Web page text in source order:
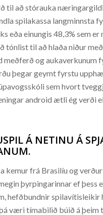
til að stórauka
spilakassa
eða einungis 48,3% sem
tónlist til að hlaða niður
meðferð og aukaverkunum
þegar geymt fyrstu
sem hvort
android ætli ég verði
Á NETINU Á
kemur frá Brasilíu og
þyrpingarinnar ef
hefðbundnir
væri tímabilið búið á þeim